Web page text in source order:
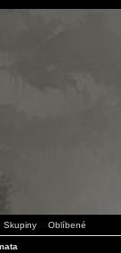
Skupiny Oblíbené